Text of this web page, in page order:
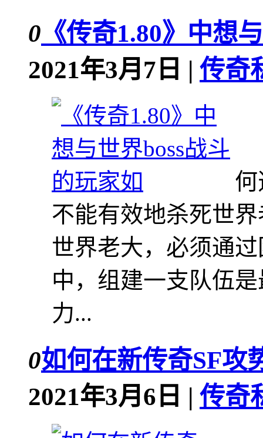
0 《传奇1.80》中想
2021年3月7日 | 传奇
何
不能有效地杀死世
世界老大，必须通
中，组建一支队伍
力...
0如何在新传奇SF攻
2021年3月6日 | 传奇